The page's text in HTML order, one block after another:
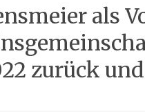
als
zurück